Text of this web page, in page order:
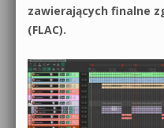
Wyszukiwanie
zawierających finalne
(FLAC).